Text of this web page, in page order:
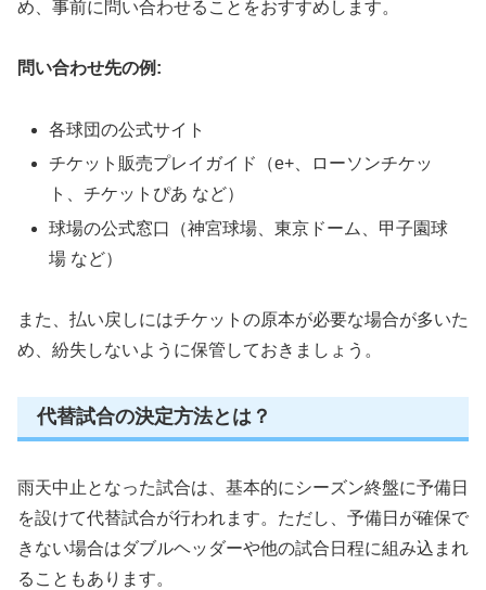
め、事前に問い合わせることをおすすめします。
問い合わせ先の例:
各球団の公式サイト
チケット販売プレイガイド（e+、ローソンチケッ
ト、チケットぴあ など）
球場の公式窓口（神宮球場、東京ドーム、甲子園球
場 など）
また、払い戻しにはチケットの原本が必要な場合が多いた
め、紛失しないように保管しておきましょう。
代替試合の決定方法とは？
雨天中止となった試合は、基本的にシーズン終盤に予備日
を設けて代替試合が行われます。ただし、予備日が確保で
きない場合はダブルヘッダーや他の試合日程に組み込まれ
ることもあります。